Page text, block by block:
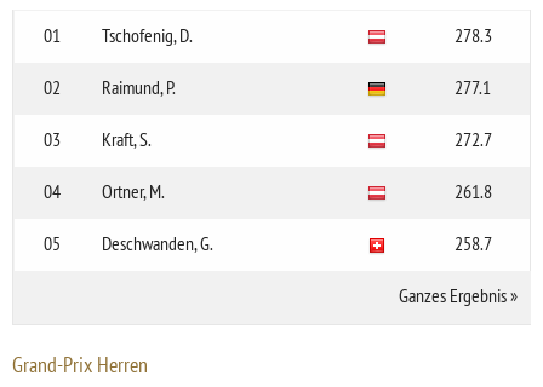
01
Tschofenig, D. 278.3
02 Raimund, P. 277.1
03 Kraft, S. 272.7
04 Ortner, M. 261.8
05 Deschwanden, G. 258.7
Ganzes Ergebnis»
Grand-Prix Herren